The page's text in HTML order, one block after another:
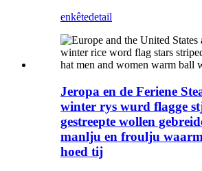
enkêtedetail
Jeropa en de Feriene
winter rys wurd flagge
gestreepte wollen
manlju en froulju
hoed tij